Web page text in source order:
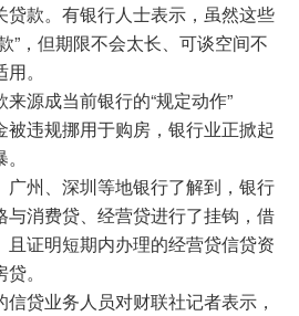
贷款。有银行人士表示，虽然这些
”，但期限不会太长、可谈空间不
。
源成当前银行的“规定动作”
被违规挪用于购房，银行业正掀起
广州、深圳等地银行了解到，银行
与消费贷、经营贷进行了挂钩，借
证明短期内办理的经营贷信贷资
。
贷业务人员对财联社记者表示，